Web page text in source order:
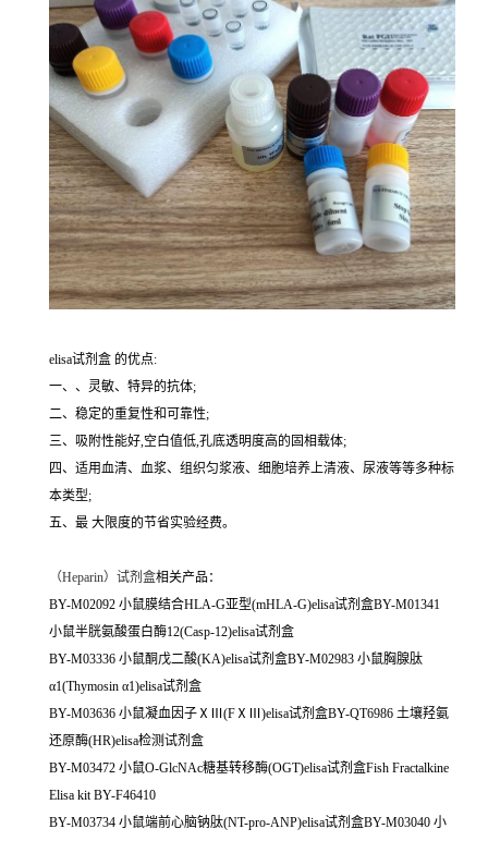
elisa试剂盒 的优点:
一、、灵敏、特异的抗体;
二、稳定的重复性和可靠性;
三、吸附性能好,空白值低,孔底透明度高的固相载体;
四、适用血清、血浆、组织匀浆液、细胞培养上清液、尿液等等多种标
本类型;
五、最 大限度的节省实验经费。
（Heparin）试剂盒相关产品：
BY-M02092 小鼠膜结合HLA-G亚型(mHLA-G)elisa试剂盒BY-M01341
小鼠半胱氨酸蛋白酶12(Casp-12)elisa试剂盒
BY-M03336 小鼠酮戊二酸(KA)elisa试剂盒BY-M02983 小鼠胸腺肽
α1(Thymosin α1)elisa试剂盒
BY-M03636 小鼠凝血因子ⅩⅢ(FⅩⅢ)elisa试剂盒BY-QT6986 土壤羟氨
还原酶(HR)elisa检测试剂盒
BY-M03472 小鼠O-GlcNAc糖基转移酶(OGT)elisa试剂盒Fish Fractalkine
Elisa kit BY-F46410
BY-M03734 小鼠端前心脑钠肽(NT-pro-ANP)elisa试剂盒BY-M03040 小